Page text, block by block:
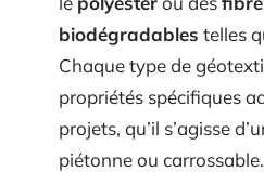
biodégradables telles
Chaque type de
propriétés spécifiques
projets, qu’il s’agisse
piétonne ou carrossable.